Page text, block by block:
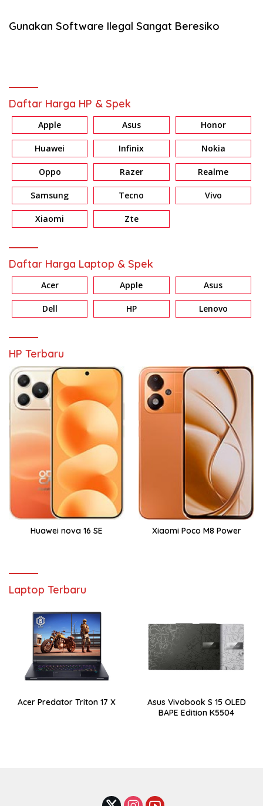
Gunakan Software Ilegal Sangat Beresiko
Daftar Harga HP & Spek
Apple Asus Honor
Huawei Infinix Nokia
Oppo Razer Realme
Samsung Tecno Vivo
Xiaomi Zte
Daftar Harga Laptop & Spek
Acer Apple Asus
Dell HP Lenovo
HP Terbaru
Huawei nova 16 SE Xiaomi Poco M8 Power
Laptop Terbaru
Acer Predator Triton 17 X
Asus Vivobook S 15 OLED
BAPE Edition K5504